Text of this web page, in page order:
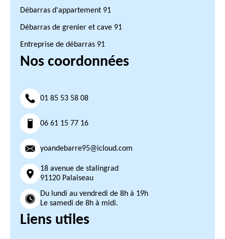
Débarras d'appartement 91
Débarras de grenier et cave 91
Entreprise de débarras 91
Nos coordonnées
01 85 53 58 08
06 61 15 77 16
yoandebarre95@icloud.com
18 avenue de stalingrad
91120 Palaiseau
Du lundi au vendredi de 8h à 19h
Le samedi de 8h à midi.
Liens utiles